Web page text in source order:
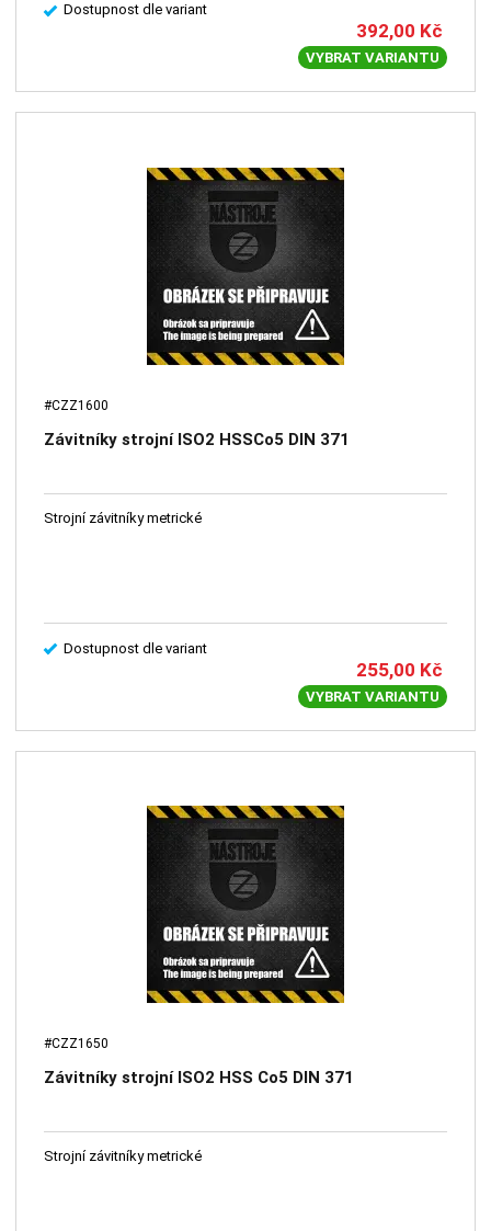
Dostupnost dle variant
392,00 Kč
VYBRAT VARIANTU
#CZZ1600
Závitníky strojní ISO2 HSSCo5 DIN 371
Strojní závitníky metrické
Dostupnost dle variant
255,00 Kč
VYBRAT VARIANTU
#CZZ1650
Závitníky strojní ISO2 HSS Co5 DIN 371
Strojní závitníky metrické